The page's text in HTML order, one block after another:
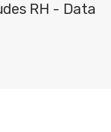
RH - Data